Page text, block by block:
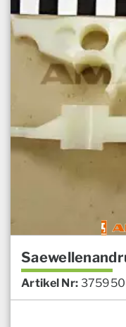
Artikel Nr: